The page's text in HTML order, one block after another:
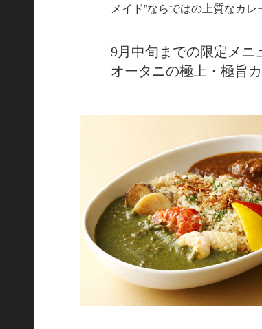
メイド”ならではの上質なカ
9月中旬までの限定メニ
オータニの極上・極旨